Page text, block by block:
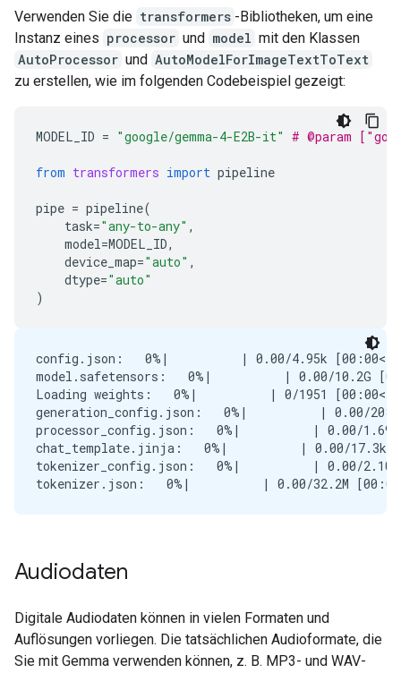
Verwenden Sie die transformers -Bibliotheken, um eine
Instanz eines processor und model mit den Klassen
AutoProcessor und AutoModelForImageTextToText
zu erstellen, wie im folgenden Codebeispiel gezeigt:
MODEL_ID = "google/gemma-4-E2B-it" # @param
from transformers import pipeline
pipe = pipeline(
task="any-to-any" ,
model=MODEL_ID,
device_map="auto" ,
dtype="auto"
)
config.json:   0%|          | 0.00/4.95k
model.safetensors:   0%|          | 0.00/10.2G
Loading weights:   0%|          | 0/1951
generation_config.json:   0%|          | 0.00/208
processor_config.json:   0%|          | 0.00/1.69k
chat_template.jinja:   0%|          | 0.00/17.3k
tokenizer_config.json:   0%|          | 0.00/2.10k
Audiodaten
Digitale Audiodaten können in vielen Formaten und
Auflösungen vorliegen. Die tatsächlichen Audioformate, die
Sie mit Gemma verwenden können, z. B. MP3- und WAV-